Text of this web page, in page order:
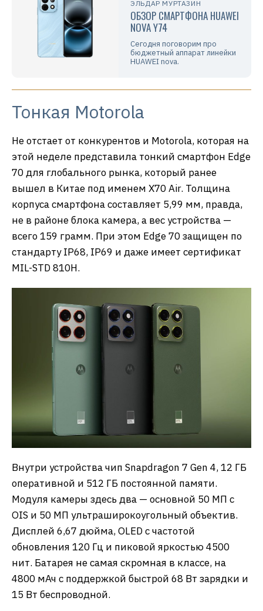
ЭЛЬДАР МУРТАЗИН
ОБЗОР СМАРТФОНА HUAWEI
NOVA Y74
Сегодня поговорим про
бюджетный аппарат линейки
HUAWEI nova.
Тонкая Motorola
Не отстает от конкурентов и Motorola, которая на
этой неделе представила тонкий смартфон Edge
70 для глобального рынка, который ранее
вышел в Китае под именем X70 Air. Толщина
корпуса смартфона составляет 5,99 мм, правда,
не в районе блока камера, а вес устройства —
всего 159 грамм. При этом Edge 70 защищен по
стандарту IP68, IP69 и даже имеет сертификат
MIL-STD 810H.
Внутри устройства чип Snapdragon 7 Gen 4, 12 ГБ
оперативной и 512 ГБ постоянной памяти.
Модуля камеры здесь два — основной 50 МП с
OIS и 50 МП ультраширокоугольный объектив.
Дисплей 6,67 дюйма, OLED с частотой
обновления 120 Гц и пиковой яркостью 4500
нит. Батарея не самая скромная в классе, на
4800 мАч с поддержкой быстрой 68 Вт зарядки и
15 Вт беспроводной.